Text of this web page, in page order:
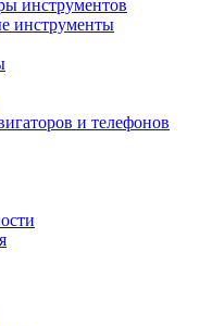
инструментов
инструменты
и телефонов